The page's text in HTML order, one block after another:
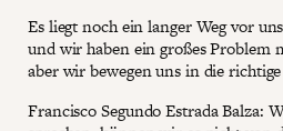
Es liegt noch ein langer Weg vor
und wir haben ein großes Problem
aber wir bewegen uns in die
Francisco Segundo Estrada Balza: